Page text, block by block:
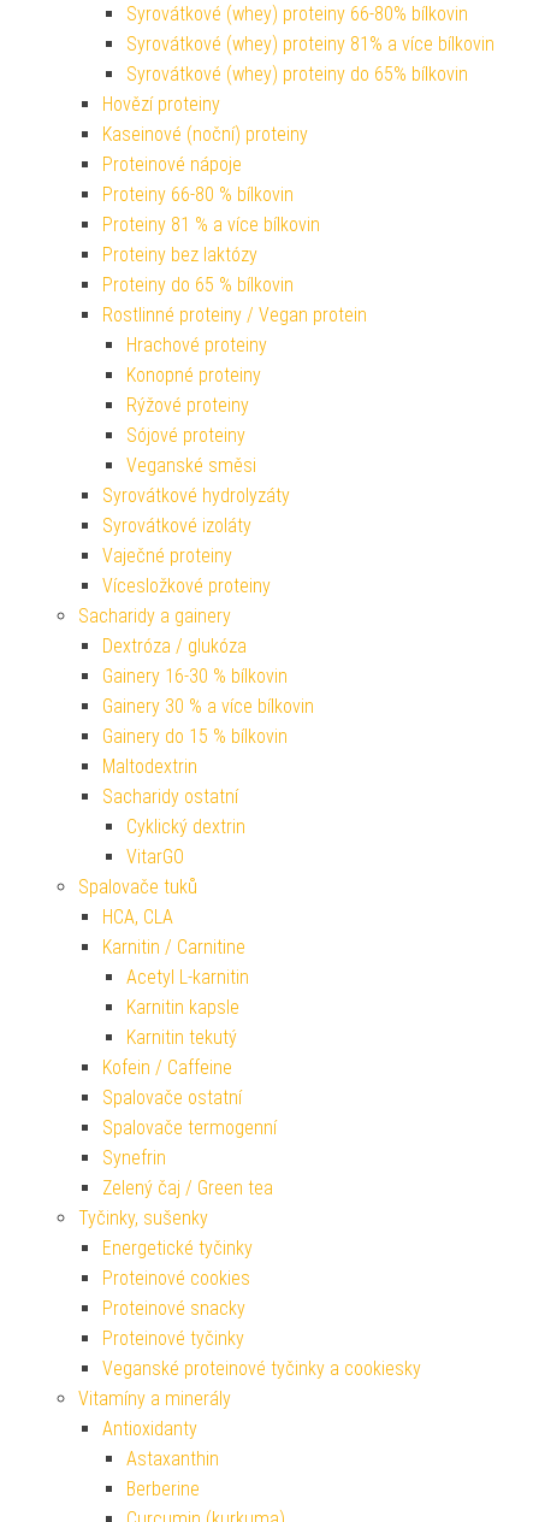
Syrovátkové (whey) proteiny 66-80% bílkovin
Syrovátkové (whey) proteiny 81% a více bílkovin
Syrovátkové (whey) proteiny do 65% bílkovin
Hovězí proteiny
Kaseinové (noční) proteiny
Proteinové nápoje
Proteiny 66-80 % bílkovin
Proteiny 81 % a více bílkovin
Proteiny bez laktózy
Proteiny do 65 % bílkovin
Rostlinné proteiny / Vegan protein
Hrachové proteiny
Konopné proteiny
Rýžové proteiny
Sójové proteiny
Veganské směsi
Syrovátkové hydrolyzáty
Syrovátkové izoláty
Vaječné proteiny
Vícesložkové proteiny
Sacharidy a gainery
Dextróza / glukóza
Gainery 16-30 % bílkovin
Gainery 30 % a více bílkovin
Gainery do 15 % bílkovin
Maltodextrin
Sacharidy ostatní
Cyklický dextrin
VitarGO
Spalovače tuků
HCA, CLA
Karnitin / Carnitine
Acetyl L-karnitin
Karnitin kapsle
Karnitin tekutý
Kofein / Caffeine
Spalovače ostatní
Spalovače termogenní
Synefrin
Zelený čaj / Green tea
Tyčinky, sušenky
Energetické tyčinky
Proteinové cookies
Proteinové snacky
Proteinové tyčinky
Veganské proteinové tyčinky a cookiesky
Vitamíny a minerály
Antioxidanty
Astaxanthin
Berberine